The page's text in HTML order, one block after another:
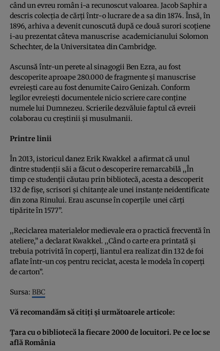
când un evreu român i-a recunoscut valoarea. Jacob Saphir a
descris colecţia de cărţi într-o lucrare de a sa din 1874. Însă, în
1896, arhiva a devenit cunoscută după ce două surori scoţiene
i-au prezentat câteva manuscrise academicianului Solomon
Schechter, de la Universitatea din Cambridge.
Ascunsă într-un perete al sinagogii Ben Ezra, au fost
descoperite aproape 280.000 de fragmente şi manuscrise
evreieşti care au fost denumite Cairo Genizah. Conform
legilor evreieşti documentele nicio scriere care conţine
numele lui Dumnezeu. Scrierile dezvăluie faptul că evreii
colaborau cu creştinii şi musulmanii.
Printre linii
În 2013, istoricul danez Erik Kwakkel a afirmat că unul
dintre studenţii săi a făcut o descoperire remarcabilă ,,În
timp ce studenţii căutau prin bibliotecă, acesta a descoperit
132 de fişe, scrisori şi chitanţe ale unei instanţe neidentificate
din zona Rinului. Erau ascunse în coperţile unei cărţi
tipărite în 1577”.
,,Reciclarea materialelor medievale era o practică frecventă în
ateliere,” a declarat Kwakkel. ,,Când o carte era printată şi
trebuia potrivită în coperţi, liantul era realizat din 132 de foi
aflate într-un coş pentru reciclat, acesta le modela în coperţi
de carton”.
Sursa: BBC
Vă recomandăm să citiţi şi următoarele articole:
Ţara cu o bibliotecă la fiecare 2000 de locuitori. Pe ce loc se
află România